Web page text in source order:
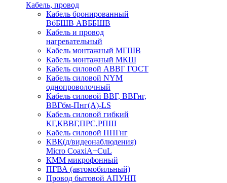
Кабель, провод
Кабель бронированный
ВбБШВ АВББШВ
Кабель и провод
нагревательный
Кабель монтажный МГШВ
Кабель монтажный МКШ
Кабель силовой АВВГ ГОСТ
Кабель силовой NYM
однопроволочный
Кабель силовой ВВГ, ВВГнг,
ВВГбм-Пнг(А)-LS
Кабель силовой гибкий
КГ,КВВГ,ПРС,РПШ
Кабель силовой ППГнг
КВК(д/видеонаблюдения)
Micro CoaxiA+CuL
КММ микрофонный
ПГВА (автомобильный)
Провод бытовой АПУНП